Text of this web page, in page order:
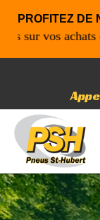
PROFITEZ DE
vos achats de